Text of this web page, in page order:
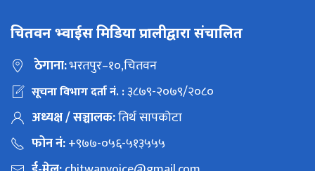
चितवन भ्वाईस मिडिया प्रालीद्वारा संचालित
ठेगाना:भरतपुर–१०,चितवन
सूचना विभाग दर्ता नं. :३८७९-२०७९/२०८०
अध्यक्ष / सञ्चालक:तिर्थ सापकोटा
फोन नं:+९७७-०५६-५१३५५५